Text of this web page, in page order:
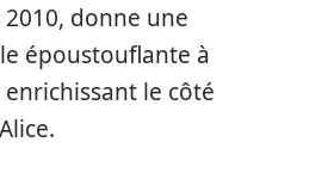
donne une
époustouflante à
le côté